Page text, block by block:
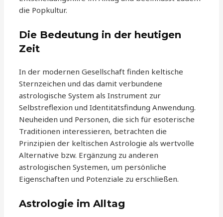
die Popkultur.
Die Bedeutung in der heutigen
Zeit
In der modernen Gesellschaft finden keltische
Sternzeichen und das damit verbundene
astrologische System als Instrument zur
Selbstreflexion und Identitätsfindung Anwendung.
Neuheiden und Personen, die sich für esoterische
Traditionen interessieren, betrachten die
Prinzipien der keltischen Astrologie als wertvolle
Alternative bzw. Ergänzung zu anderen
astrologischen Systemen, um persönliche
Eigenschaften und Potenziale zu erschließen.
Astrologie im Alltag